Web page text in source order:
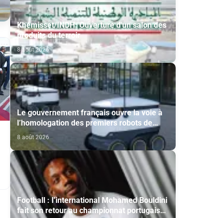
Khémisset/INDH: Ouverture d'un salon des
produits du terroir
8 août 2026
Le gouvernement français ouvre la voie à
l’homologation des premiers robots de
livraison autonome
8 août 2026
Football : l’international Mohamed Bouldini
fait son retour au championnat portugais